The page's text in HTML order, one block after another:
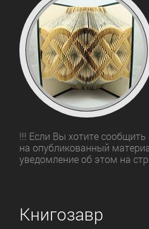
!!! Если Вы хотите
на опубликованный
уведомление об этом на
Книгозавр